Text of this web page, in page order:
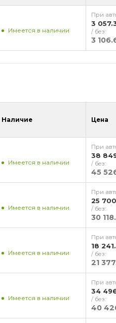
Имеется в наличии
При
3
/ без:
3
Наличие Цена
Имеется в наличии
При
38
/ без:
45
Имеется в наличии
При
25
/ без:
30
Имеется в наличии
При
18
/ без:
21
Имеется в наличии
При
34
/ без:
40